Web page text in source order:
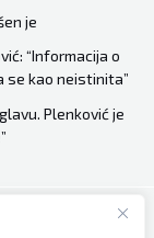
je
“Informacija o
se kao neistinita”
Plenković je